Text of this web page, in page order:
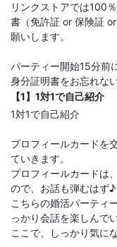
リンクストアでは100
書（免許証 or 保険証
願いします。
パーティー開始15分前
身分証明書をお忘れな
【1】1対1で自己紹介
1対1で自己紹介
プロフィールカードを
ていきます。
プロフィールカードは
ので、お話も弾むはず♪
こちらの婚活パーティ
っかり会話を楽しんで
ここで、しっかり気に